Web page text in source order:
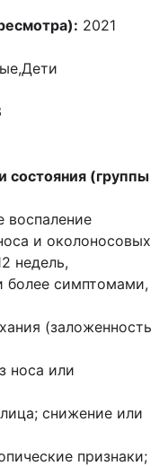
2021
состояния (группы
воспаление
и околоносовых
недель,
симптомами,
(заложенность
носа или
снижение или
признаки;